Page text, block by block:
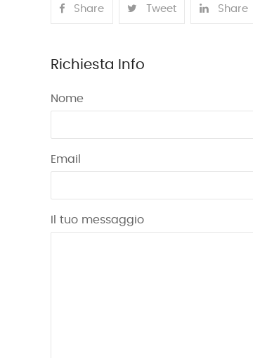
Share Tweet Share
Richiesta Info
Nome
Email
Il tuo messaggio